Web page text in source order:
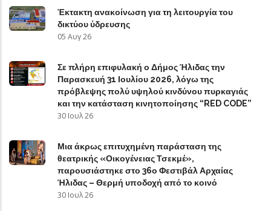
Έκτακτη ανακοίνωση για τη λειτουργία του
δικτύου ύδρευσης
05 Αυγ 26
Σε πλήρη επιφυλακή ο Δήμος Ήλιδας την
Παρασκευή 31 Ιουλίου 2026, λόγω της
πρόβλεψης πολύ υψηλού κινδύνου πυρκαγιάς
και την κατάσταση κινητοποίησης “RED CODE”
30 Ιουλ 26
Μια άκρως επιτυχημένη παράσταση της
θεατρικής «Οικογένειας Τσεκμέ»,
παρουσιάστηκε στο 36ο Φεστιβάλ Αρχαίας
Ήλιδας – Θερμή υποδοχή από το κοινό
30 Ιουλ 26